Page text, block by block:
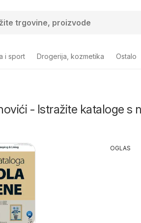
i sport Drogerija, kozmetika Ostalo
- Istražite kataloge s
OGLAS